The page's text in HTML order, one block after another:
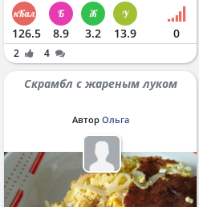
126.5 8.9 3.2 13.9 0
2 4
Скрамбл с жареным луком
Автор Ольга